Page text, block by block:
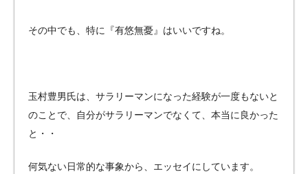
その中でも、特に『有悠無憂』はいいですね。
玉村豊男氏は、サラリーマンになった経験が一度もないと
のことで、自分がサラリーマンでなくて、本当に良かった
と・・
何気ない日常的な事象から、エッセイにしています。